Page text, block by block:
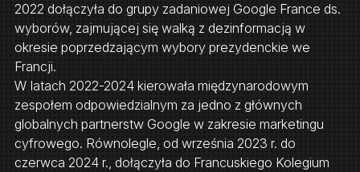
2022 dołączyła do grupy zadaniowej Google France ds.
wyborów, zajmującej się walką z dezinformacją w
okresie poprzedzającym wybory prezydenckie we
Francji.
W latach 2022-2024 kierowała międzynarodowym
zespołem odpowiedzialnym za jedno z głównych
globalnych partnerstw Google w zakresie marketingu
cyfrowego. Równolegle, od września 2023 r. do
czerwca 2024 r., dołączyła do Francuskiego Kolegium